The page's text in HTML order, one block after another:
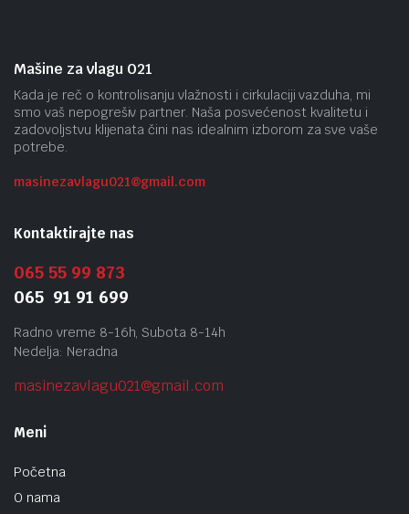
Mašine za vlagu 021
Kada je reč o kontrolisanju vlažnosti i cirkulaciji vazduha, mi
smo vaš nepogrešiv partner. Naša posvećenost kvalitetu i
zadovoljstvu klijenata čini nas idealnim izborom za sve vaše
potrebe.
masinezavlagu021@gmail.com
Kontaktirajte nas
065 55 99 873
065 91 91 699
Radno vreme 8-16h, Subota 8-14h
Nedelja: Neradna
masinezavlagu021@gmail.com
Meni
Početna
O nama